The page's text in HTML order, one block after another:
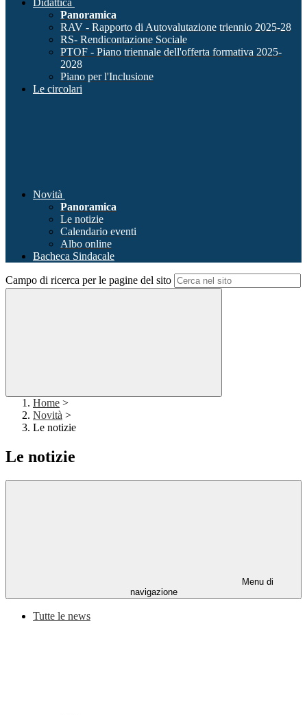
Didattica
Panoramica
RAV - Rapporto di Autovalutazione triennio 2025-28
RS- Rendicontazione Sociale
PTOF - Piano triennale dell'offerta formativa 2025-
2028
Piano per l'Inclusione
Le circolari
Novità
Panoramica
Le notizie
Calendario eventi
Albo online
Bacheca Sindacale
Campo di ricerca per le pagine del sito
Home >
Novità >
Le notizie
Le notizie
Menu di
navigazione
Tutte le news